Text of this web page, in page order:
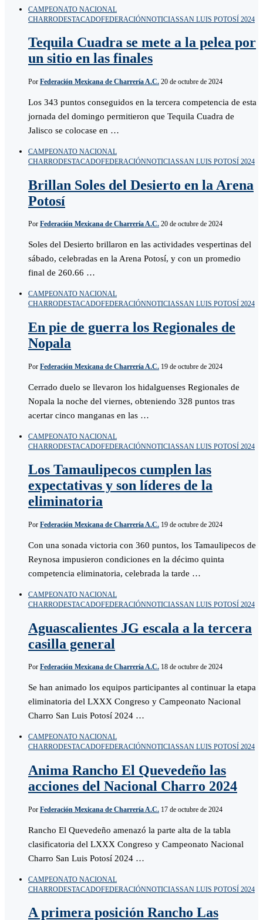
CAMPEONATO NACIONAL
CHARRODESTACADOFEDERACIÓNNOTICIASSAN LUIS POTOSÍ 2024
Tequila Cuadra se mete a la pelea por
un sitio en las finales
Por Federación Mexicana de Charrería A.C. 20 de octubre de 2024
Los 343 puntos conseguidos en la tercera competencia de esta
jornada del domingo permitieron que Tequila Cuadra de
Jalisco se colocase en …
CAMPEONATO NACIONAL
CHARRODESTACADOFEDERACIÓNNOTICIASSAN LUIS POTOSÍ 2024
Brillan Soles del Desierto en la Arena
Potosí
Por Federación Mexicana de Charrería A.C. 20 de octubre de 2024
Soles del Desierto brillaron en las actividades vespertinas del
sábado, celebradas en la Arena Potosí, y con un promedio
final de 260.66 …
CAMPEONATO NACIONAL
CHARRODESTACADOFEDERACIÓNNOTICIASSAN LUIS POTOSÍ 2024
En pie de guerra los Regionales de
Nopala
Por Federación Mexicana de Charrería A.C. 19 de octubre de 2024
Cerrado duelo se llevaron los hidalguenses Regionales de
Nopala la noche del viernes, obteniendo 328 puntos tras
acertar cinco manganas en las …
CAMPEONATO NACIONAL
CHARRODESTACADOFEDERACIÓNNOTICIASSAN LUIS POTOSÍ 2024
Los Tamaulipecos cumplen las
expectativas y son líderes de la
eliminatoria
Por Federación Mexicana de Charrería A.C. 19 de octubre de 2024
Con una sonada victoria con 360 puntos, los Tamaulipecos de
Reynosa impusieron condiciones en la décimo quinta
competencia eliminatoria, celebrada la tarde …
CAMPEONATO NACIONAL
CHARRODESTACADOFEDERACIÓNNOTICIASSAN LUIS POTOSÍ 2024
Aguascalientes JG escala a la tercera
casilla general
Por Federación Mexicana de Charrería A.C. 18 de octubre de 2024
Se han animado los equipos participantes al continuar la etapa
eliminatoria del LXXX Congreso y Campeonato Nacional
Charro San Luis Potosí 2024 …
CAMPEONATO NACIONAL
CHARRODESTACADOFEDERACIÓNNOTICIASSAN LUIS POTOSÍ 2024
Anima Rancho El Quevedeño las
acciones del Nacional Charro 2024
Por Federación Mexicana de Charrería A.C. 17 de octubre de 2024
Rancho El Quevedeño amenazó la parte alta de la tabla
clasificatoria del LXXX Congreso y Campeonato Nacional
Charro San Luis Potosí 2024 …
CAMPEONATO NACIONAL
CHARRODESTACADOFEDERACIÓNNOTICIASSAN LUIS POTOSÍ 2024
A primera posición Rancho Las